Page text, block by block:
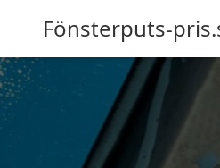
Fönsterputs-